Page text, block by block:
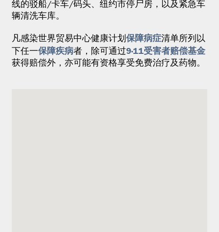
线的驳船/卡车/码头、纽约市停尸房，以及紧急车
辆清洗车库。
凡感染世界贸易中心健康计划 保障病症清单所列以
下任一保障疾病者，除可通过9·11受害者赔偿基金
获得赔偿外，亦可能有资格享受免费治疗及药物。